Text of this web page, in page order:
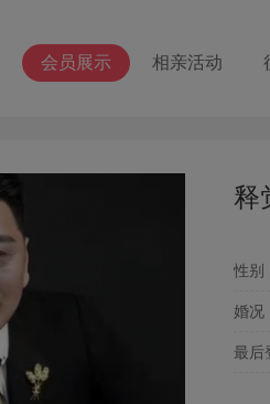
会员展示 相亲活动
性别
婚况
最后